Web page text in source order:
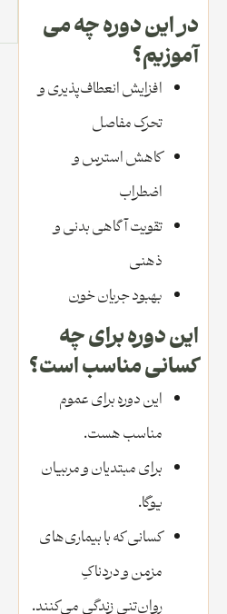
در این دوره چه می
آموزیم؟
افزایش انعطاف‌پذیری و
تحرک مفاصل
کاهش استرس و
اضطراب
تقویت آگاهی بدنی و
ذهنی
بهبود جریان خون
این دوره برای چه
کسانی مناسب است؟
این دوره برای عموم
مناسب ‌هست.
برای مبتدیان و مربیان
یوگا.
کسانی که با بیماری‌های
مزمن و دردناکِ
روان‌تنی زندگی می‌کنند.